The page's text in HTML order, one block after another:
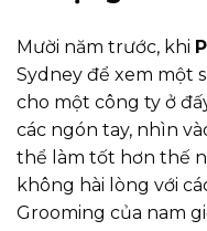
Mười năm trước, khi
Sydney để xem một
cho một công ty ở
các ngón tay, nhìn
thể làm tốt hơn thế
không hài lòng với
Grooming của nam